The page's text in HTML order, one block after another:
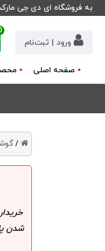
به فروشگاه ای دی جی
ورود | ثبت‌نام
صفحه اصلی
/
شدن